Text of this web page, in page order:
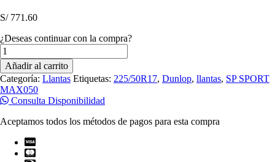
S/771.60
¿Deseas continuar con la compra?
Llantas
Dunlop
SP
SPORT
MAX050
225/50R17
cantidad
Añadir al carrito
Categoría: Llantas Etiquetas: 225/50R17, Dunlop, llantas, SP SPORT
MAX050
Consulta Disponibilidad
Aceptamos todos los métodos de pagos para esta compra